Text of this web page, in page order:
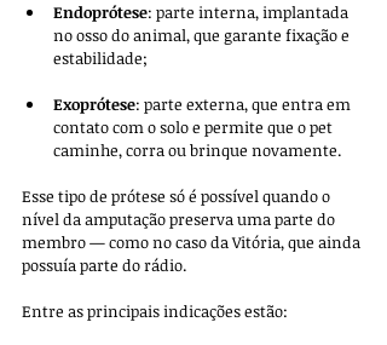
Endoprótese: parte interna, implantada
no osso do animal, que garante fixação e
estabilidade;
Exoprótese: parte externa, que entra em
contato com o solo e permite que o pet
caminhe, corra ou brinque novamente.
Esse tipo de prótese só é possível quando o
nível da amputação preserva uma parte do
membro — como no caso da Vitória, que ainda
possuía parte do rádio.
Entre as principais indicações estão: